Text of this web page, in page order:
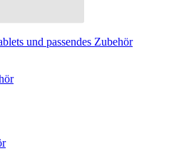
und passendes Zubehör